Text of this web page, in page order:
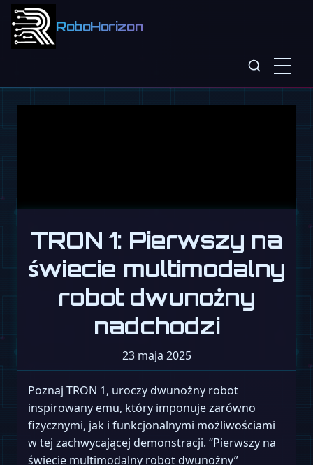
RoboHorizon
TRON 1: Pierwszy na
świecie multimodalny
robot dwunożny
nadchodzi
23 maja 2025
Poznaj TRON 1, uroczy dwunożny robot
inspirowany emu, który imponuje zarówno
fizycznymi, jak i funkcjonalnymi możliwościami
w tej zachwycającej demonstracji. “Pierwszy na
świecie multimodalny robot dwunożny”